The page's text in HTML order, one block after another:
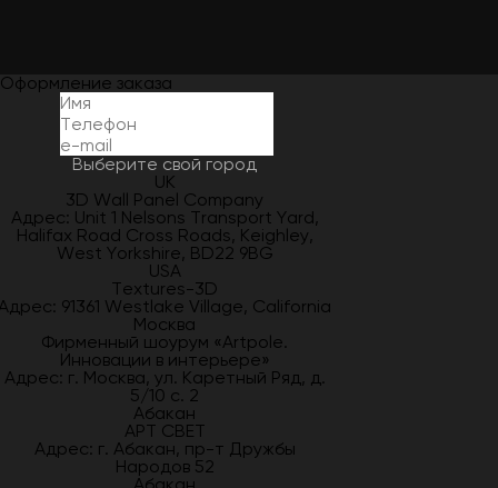
Оформление заказа
Выберите свой город
UK
3D Wall Panel Company
Адрес: Unit 1 Nelsons Transport Yard,
Halifax Road Cross Roads, Keighley,
West Yorkshire, BD22 9BG
USA
Textures-3D
91361 Westlake Village, California
Москва
Фирменный шоурум «Artpole.
Инновации в интерьере»
Адрес: г. Москва, ул. Каретный Ряд, д.
5/10 с. 2
Абакан
АРТ СВЕТ
Адрес: г. Абакан, пр-т Дружбы
Народов 52